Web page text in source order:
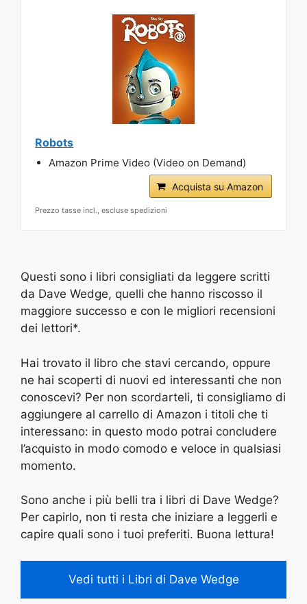
Robots
Amazon Prime Video (Video on Demand)
Acquista su Amazon
Prezzo tasse incl., escluse spedizioni
Questi sono i libri consigliati da leggere scritti
da Dave Wedge, quelli che hanno riscosso il
maggiore successo e con le migliori recensioni
dei lettori*.
Hai trovato il libro che stavi cercando, oppure
ne hai scoperti di nuovi ed interessanti che non
conoscevi? Per non scordarteli, ti consigliamo di
aggiungere al carrello di Amazon i titoli che ti
interessano: in questo modo potrai concludere
l’acquisto in modo comodo e veloce in qualsiasi
momento.
Sono anche i più belli tra i libri di Dave Wedge?
Per capirlo, non ti resta che iniziare a leggerli e
capire quali sono i tuoi preferiti. Buona lettura!
Vedi tutti i Libri di Dave Wedge